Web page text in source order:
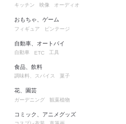
キッチン 映像 オーディオ
おもちゃ、ゲーム
フィギュア ビンテージ
自動車、オートバイ
自動車 ETC 工具
食品、飲料
調味料、スパイス 菓子
花、園芸
ガーデニング 観葉植物
コミック、アニメグッズ